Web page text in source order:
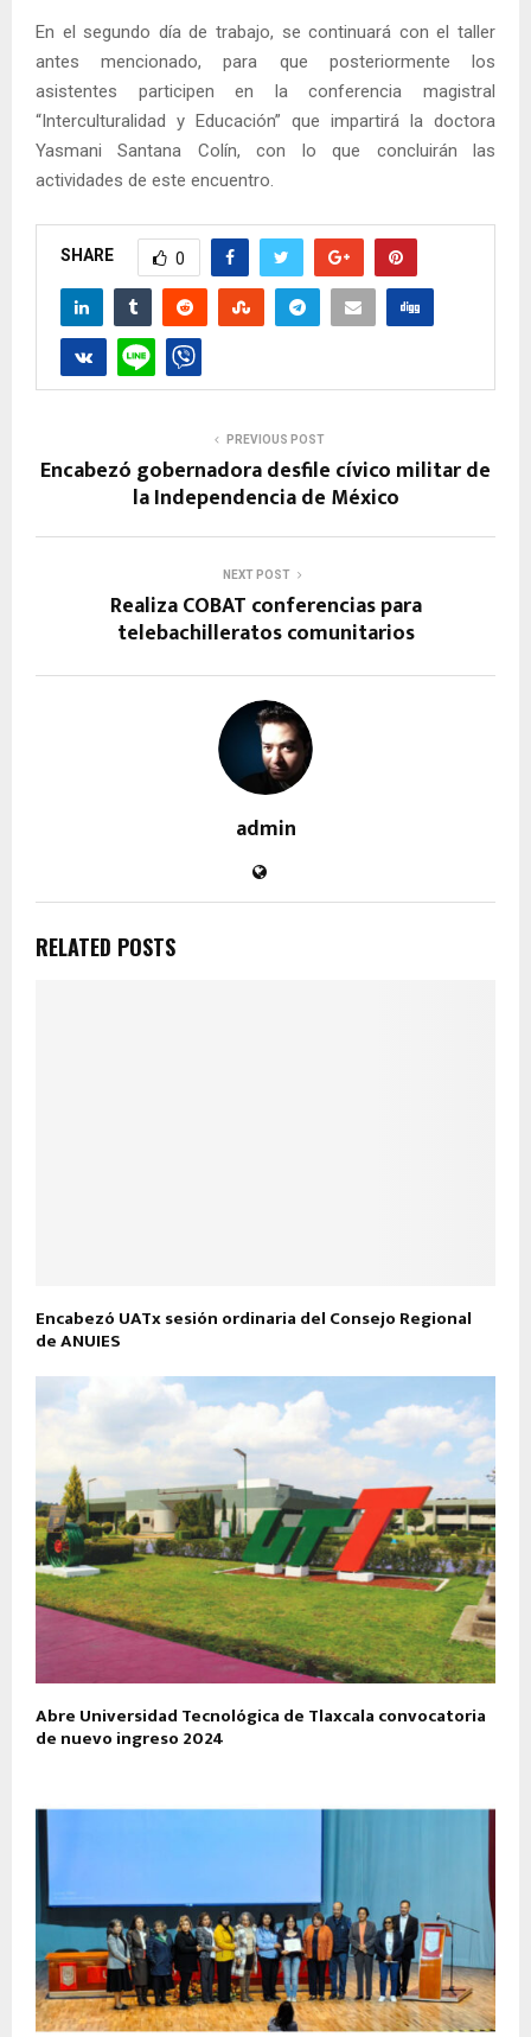
En el segundo día de trabajo, se continuará con el taller
antes mencionado, para que posteriormente los
asistentes participen en la conferencia magistral
“Interculturalidad y Educación” que impartirá la doctora
Yasmani Santana Colín, con lo que concluirán las
actividades de este encuentro.
SHARE 0
PREVIOUS POST
Encabezó gobernadora desfile cívico militar de
la Independencia de México
NEXT POST
Realiza COBAT conferencias para
telebachilleratos comunitarios
admin
RELATED POSTS
Encabezó UATx sesión ordinaria del Consejo Regional
de ANUIES
Abre Universidad Tecnológica de Tlaxcala convocatoria
de nuevo ingreso 2024